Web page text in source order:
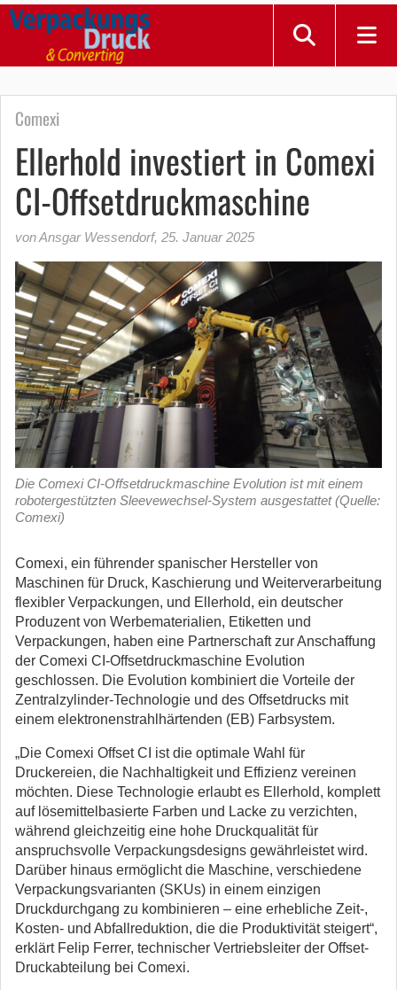
Comexi
Ellerhold investiert in Comexi
CI-Offsetdruckmaschine
von Ansgar Wessendorf, 25. Januar 2025
Die Comexi CI-Offsetdruckmaschine Evolution ist mit einem
robotergestützten Sleevewechsel-System ausgestattet (Quelle:
Comexi)
Comexi, ein führender spanischer Hersteller von
Maschinen für Druck, Kaschierung und Weiterverarbeitung
flexibler Verpackungen, und Ellerhold, ein deutscher
Produzent von Werbematerialien, Etiketten und
Verpackungen, haben eine Partnerschaft zur Anschaffung
der Comexi CI-Offsetdruckmaschine Evolution
geschlossen. Die Evolution kombiniert die Vorteile der
Zentralzylinder-Technologie und des Offsetdrucks mit
einem elektronenstrahlhärtenden (EB) Farbsystem.
„Die Comexi Offset CI ist die optimale Wahl für
Druckereien, die Nachhaltigkeit und Effizienz vereinen
möchten. Diese Technologie erlaubt es Ellerhold, komplett
auf lösemittelbasierte Farben und Lacke zu verzichten,
während gleichzeitig eine hohe Druckqualität für
anspruchsvolle Verpackungsdesigns gewährleistet wird.
Darüber hinaus ermöglicht die Maschine, verschiedene
Verpackungsvarianten (SKUs) in einem einzigen
Druckdurchgang zu kombinieren – eine erhebliche Zeit-,
Kosten- und Abfallreduktion, die die Produktivität steigert“,
erklärt Felip Ferrer, technischer Vertriebsleiter der Offset-
Druckabteilung bei Comexi.